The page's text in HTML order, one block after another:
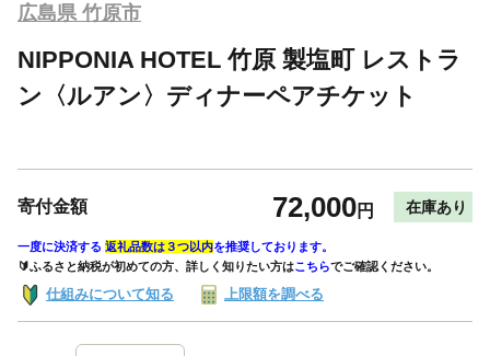
広島県 竹原市
NIPPONIA HOTEL 竹原 製塩町 レストラ
ン〈ルアン〉ディナーペアチケット
寄付金額 72,000円 在庫あり
一度に決済する 返礼品数は３つ以内を推奨しております。
🔰ふるさと納税が初めての方、詳しく知りたい方はこちらでご確認ください。
仕組みについて知る 上限額を調べる